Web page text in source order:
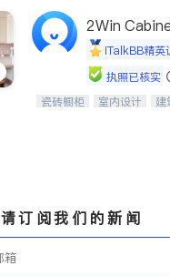
2Win
iTalkBB精英
执照已核实
中华橱柜石材公司以实
瓷砖橱柜 室内设计
建
请订阅我们的新闻